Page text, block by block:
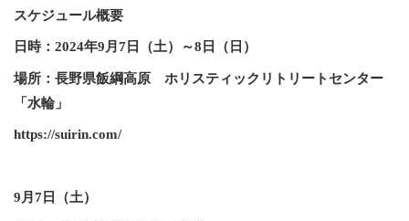
スケジュール概要
日時：2024年9月7日（土）～8日（日）
場所：長野県飯綱高原 ホリスティックリトリートセンター
「水輪」
https://suirin.com/
9月7日（土）